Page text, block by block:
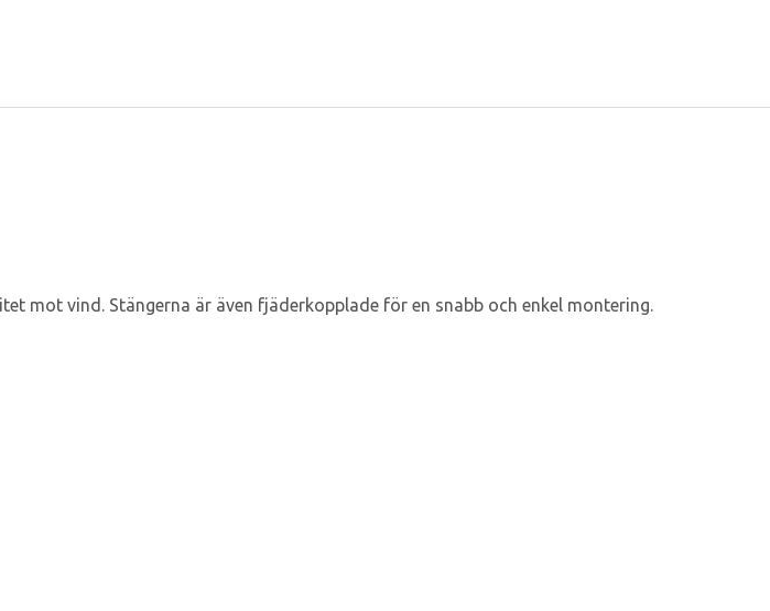
mot vind. Stängerna är även fjäderkopplade för en snabb och enkel montering.